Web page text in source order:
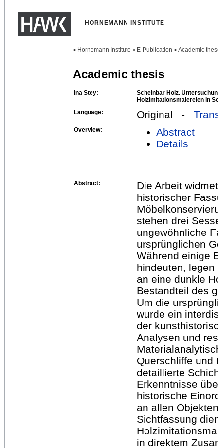
HORNEMANN INSTITUTE
> Hornemann Institute > E-Publication > Academic
Academic thesis
Ina Stey:
Scheinbar Holz.
Holzimitationsmalereien in
Language:
Original -
Overview:
Abstract
Details
Abstract:
Die Arbeit
historischer
stehen drei
ungewöhnliche
ursprünglichen
Während einige
hindeuten,
an eine dunkle
Bestandteil des
Um die
wurde ein
der
Analysen und
Querschliffe und
detaillierte
Erkenntnisse
historische
an allen
Sichtfassung
in direktem